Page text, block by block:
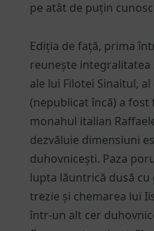
pe atât de puțin
Ediția de față, prima
reunește
ale lui Filotei Sinaitul,
(nepublicat încă) a
monahul italian
dezvăluie dimensiuni
duhovnicești. Paza
lupta lăuntrică dusă
trezie și chemarea lui
într-un alt cer